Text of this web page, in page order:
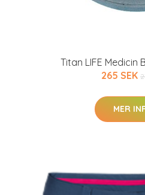
Titan LIFE Medicin
265 SEK
MER